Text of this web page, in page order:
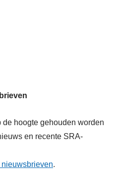
hoogte gehouden worden
en recente SRA-
.